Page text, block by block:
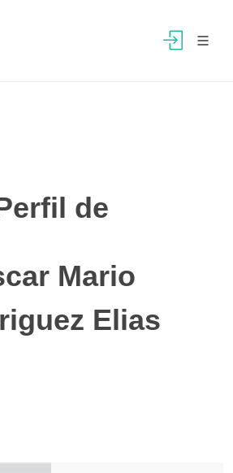
de
Mario
Elias